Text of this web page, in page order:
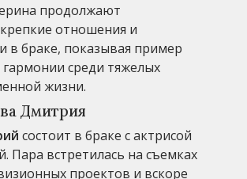
продолжают
отношения и
в браке, показывая пример
гармонии среди тяжелых
жизни.
Дмитрия
состоит в браке с актрисой
Пара встретилась на съемках
проектов и вскоре